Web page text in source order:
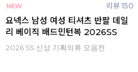
리뷰 150
요넥스 남성 여성 티셔츠 반팔 데일
리 베이직 배드민턴복 2026SS
2026 SS 신상 기획의류 모음전